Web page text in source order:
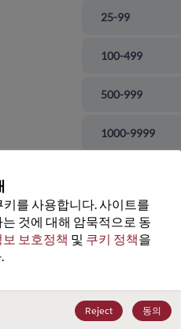
25-99
100-499
500-999
1000-9999
가격, 가용성 및 리
를 사용합니다. 사이트를
것에 대해 암묵적으로 동
보호정책 및 쿠키 정책을
Reject 동의